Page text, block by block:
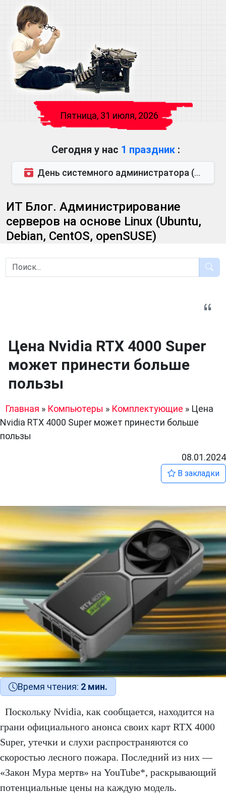
Пятница, 31 июля, 2026
Сегодня у нас 1 праздник :
День системного администратора (последняя пятница июля)
ИТ Блог. Администрирование
серверов на основе Linux (Ubuntu,
Debian, CentOS, openSUSE)
Цена Nvidia RTX 4000 Super
может принести больше
пользы
Главная » Компьютеры » Комплектующие » Цена
Nvidia RTX 4000 Super может принести больше
пользы
08.01.2024
В закладки
Время чтения: 2 мин.
Поскольку Nvidia, как сообщается, находится на
грани официального анонса своих карт RTX 4000
Super, утечки и слухи распространяются со
скоростью лесного пожара. Последний из них —
«Закон Мура мертв» на YouTube*, раскрывающий
потенциальные цены на каждую модель.